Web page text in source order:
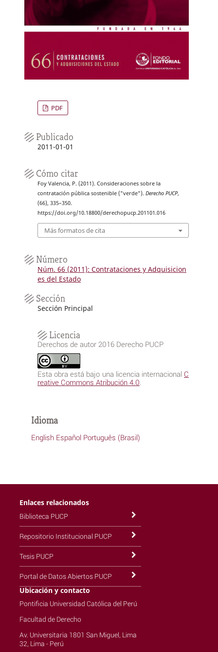
PDF
Publicado
2011-01-01
Cómo citar
Foy Valencia, P. (2011). Consideraciones sobre la
contratación pública sostenible ("verde"). Derecho PUCP,
(66), 335–350.
https://doi.org/10.18800/derechopucp.201101.016
Más formatos de cita
Número
Núm. 66 (2011): Contrataciones y Adquisicion
es del Estado
Sección
Sección Principal
Licencia
Derechos de autor 2016 Derecho PUCP
Esta obra está bajo una licencia internacional C
reative Commons Atribución 4.0
Idioma
English Español Português (Brasil)
Enlaces relacionados
Biblioteca PUCP
Repositorio Institucional PUCP
Tesis PUCP
Portal de Datos Abiertos PUCP
Ubicación y contacto
Pontificia Universidad Católica del Perú
Facultad de Derecho
Av. Universitaria 1801 San Miguel, Lima
32, Lima - Perú